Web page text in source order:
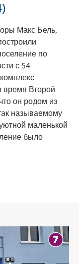
Макс Бель,
по
с 54
время Второй
он родом из
называемому
маленькой
было